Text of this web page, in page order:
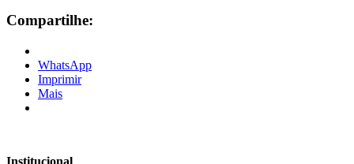
Compartilhe:
WhatsApp
Imprimir
Mais